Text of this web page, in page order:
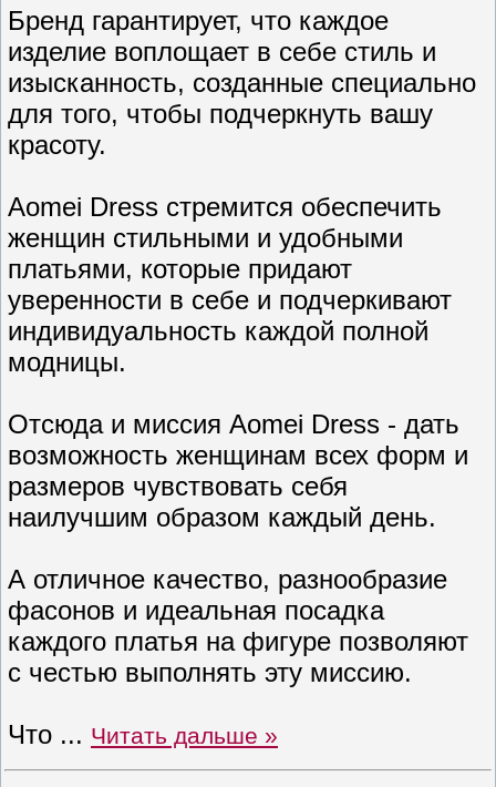
Бренд гарантирует, что каждое
изделие воплощает в себе стиль и
изысканность, созданные специально
для того, чтобы подчеркнуть вашу
красоту.
Aomei Dress стремится обеспечить
женщин стильными и удобными
платьями, которые придают
уверенности в себе и подчеркивают
индивидуальность каждой полной
модницы.
Отсюда и миссия Aomei Dress - дать
возможность женщинам всех форм и
размеров чувствовать себя
наилучшим образом каждый день.
А отличное качество, разнообразие
фасонов и идеальная посадка
каждого платья на фигуре позволяют
с честью выполнять эту миссию.
Что ... Читать дальше »